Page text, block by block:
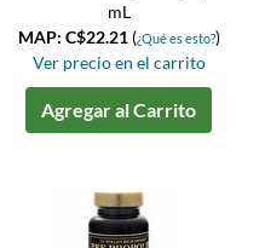
mL
MAP: C$22.21 (¿Qué es esto?)
Ver precio en el carrito
Agregar al Carrito